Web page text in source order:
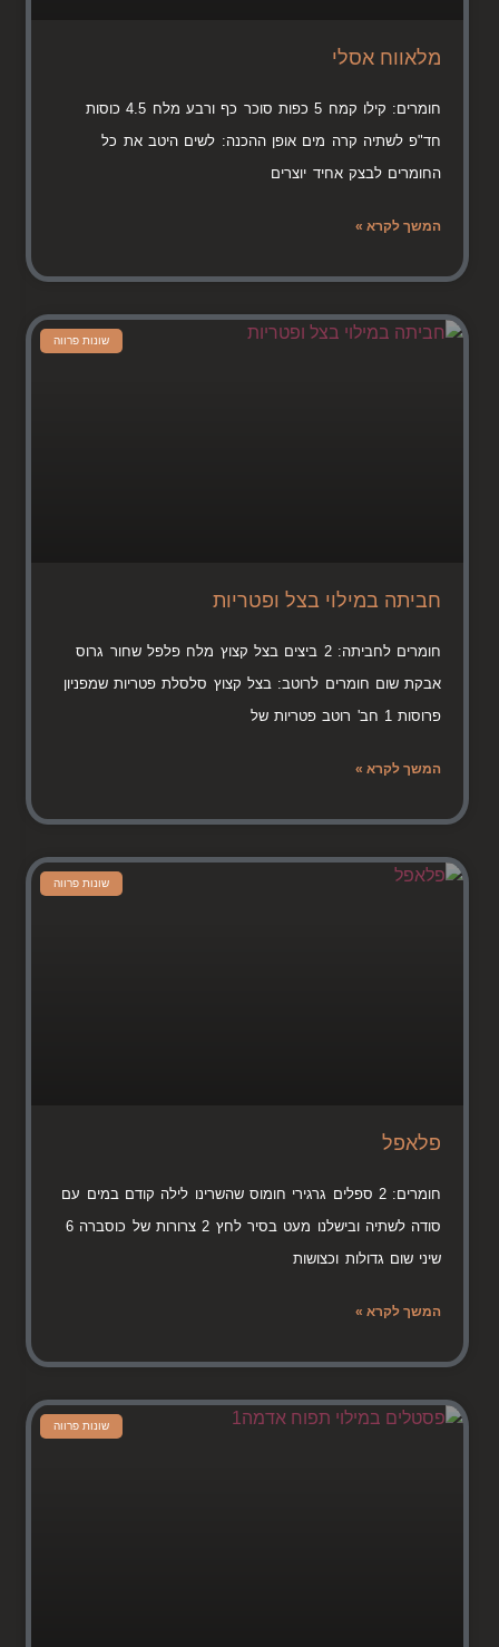
מלאווח אסלי
חומרים: קילו קמח 5 כפות סוכר כף ורבע מלח 4.5 כוסות
חד"פ לשתיה קרה מים אופן ההכנה: לשים היטב את כל
החומרים לבצק אחיד יוצרים
המשך לקרא »
שונות פרווה
חביתה במילוי בצל ופטריות
חומרים לחביתה: 2 ביצים בצל קצוץ מלח פלפל שחור גרוס
אבקת שום חומרים לרוטב: בצל קצוץ סלסלת פטריות שמפניון
פרוסות 1 חב' רוטב פטריות של
המשך לקרא »
שונות פרווה
פלאפל
חומרים: 2 ספלים גרגירי חומוס שהשרינו לילה קודם במים עם
סודה לשתיה ובישלנו מעט בסיר לחץ 2 צרורות של כוסברה 6
שיני שום גדולות וכצושות
המשך לקרא »
שונות פרווה